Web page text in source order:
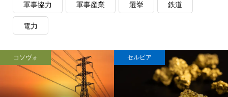
軍事協力 軍事産業 選挙 鉄道
電力
コソヴォ セルビア